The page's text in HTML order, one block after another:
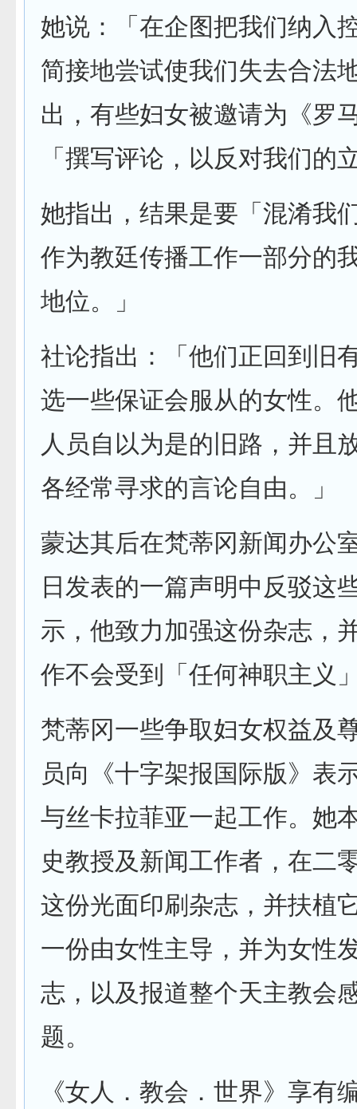
她说：「在企图把我们纳入
简接地尝试使我们失去合法
出，有些妇女被邀请为《罗
「撰写评论，以反对我们的
她指出，结果是要「混淆我
作为教廷传播工作一部分的
地位。」
社论指出：「他们正回到旧
选一些保证会服从的女性。
人员自以为是的旧路，并且
各经常寻求的言论自由。」
蒙达其后在梵蒂冈新闻办公
日发表的一篇声明中反驳这
示，他致力加强这份杂志，
作不会受到「任何神职主义
梵蒂冈一些争取妇女权益及
员向《十字架报国际版》表
与丝卡拉菲亚一起工作。她
史教授及新闻工作者，在二
这份光面印刷杂志，并扶植
一份由女性主导，并为女性
志，以及报道整个天主教会
题。
《女人．教会．世界》享有